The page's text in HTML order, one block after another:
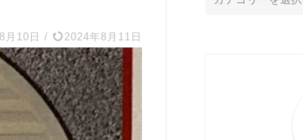
月10日 / 2024年8月11日